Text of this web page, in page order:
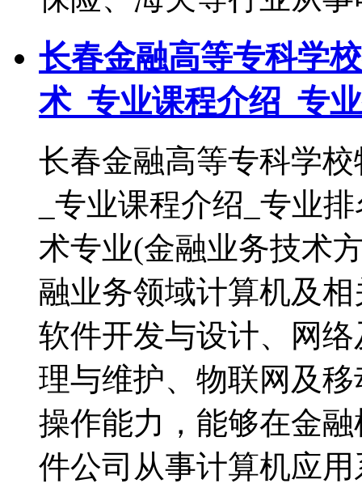
长春金融高等专科学
术_专业课程介绍_专
长春金融高等专科学
_专业课程介绍_专
术专业(金融业务技
融业务领域计算机及
软件开发与设计、网
理与维护、物联网及
操作能力，能够在金
件公司从事计算机应